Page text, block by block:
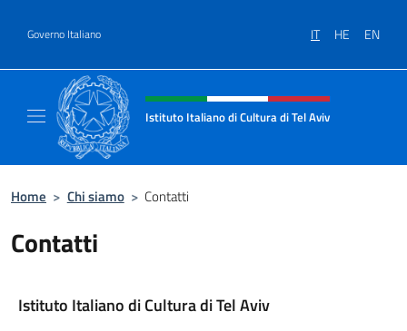
Governo Italiano IT HE EN
Intestazione sito, social e menù
Istituto Italiano di Cultura di Tel Aviv
Home > Chi siamo > Contatti
Contatti
Istituto Italiano di Cultura di Tel Aviv